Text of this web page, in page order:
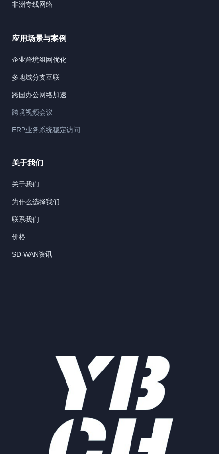
非洲专线网络
应用场景与案例
企业跨境组网优化
多地域分支互联
跨国办公网络加速
跨境视频会议
ERP业务系统稳定访问
关于我们
关于我们
为什么选择我们
联系我们
价格
SD-WAN资讯